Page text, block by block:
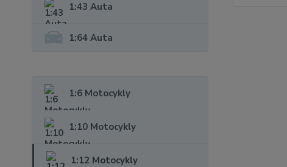
1:43 Auta
1:64 Auta
1:6 Motocykly
1:10 Motocykly
1:12 Motocykly